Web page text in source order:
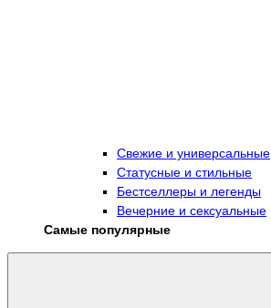
Свежие и универсальные
Статусные и стильные
Бестселлеры и легенды
Вечерние и сексуальные
Самые популярные